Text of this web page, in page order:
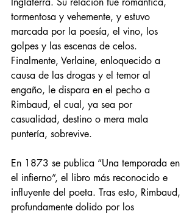
tormentosa y vehemente, y estuvo
marcada por la poesía, el vino, los
golpes y las escenas de celos.
Finalmente, Verlaine, enloquecido a
causa de las drogas y el temor al
engaño, le dispara en el pecho a
Rimbaud, el cual, ya sea por
casualidad, destino o mera mala
puntería, sobrevive.
En 1873 se publica “Una temporada en
el infierno”, el libro más reconocido e
influyente del poeta. Tras esto, Rimbaud,
profundamente dolido por los